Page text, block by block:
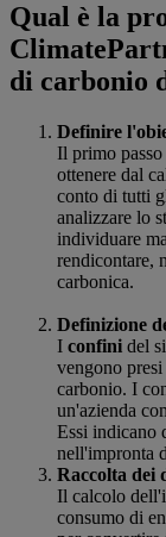
Qual è la
di carbonio
Definire
Il primo
ottenere dal
conto di tutti
analizzare lo
individuare
rendicontare,
carbonica.
Definizione
I confini del
vengono
carbonio. I
un'azienda
Essi indicano
nell'impronta
Raccolta dei
Il calcolo
consumo di